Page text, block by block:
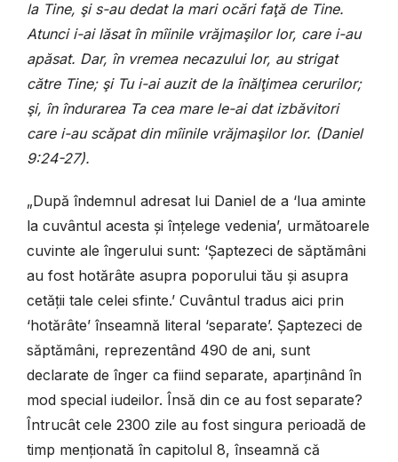
la Tine, şi s-au dedat la mari ocări faţă de Tine.
Atunci i-ai lăsat în mîinile vrăjmaşilor lor, care i-au
apăsat. Dar, în vremea necazului lor, au strigat
către Tine; şi Tu i-ai auzit de la înălţimea cerurilor;
şi, în îndurarea Ta cea mare le-ai dat izbăvitori
care i-au scăpat din mîinile vrăjmaşilor lor. (Daniel
9:24-27).
„După îndemnul adresat lui Daniel de a ‘lua aminte
la cuvântul acesta și înțelege vedenia’, următoarele
cuvinte ale îngerului sunt: ‘Șaptezeci de săptămâni
au fost hotărâte asupra poporului tău și asupra
cetății tale celei sfinte.’ Cuvântul tradus aici prin
‘hotărâte’ înseamnă literal ‘separate’. Șaptezeci de
săptămâni, reprezentând 490 de ani, sunt
declarate de înger ca fiind separate, aparținând în
mod special iudeilor. Însă din ce au fost separate?
Întrucât cele 2300 zile au fost singura perioadă de
timp menționată în capitolul 8, înseamnă că